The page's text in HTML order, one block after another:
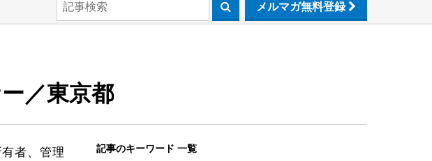
メルマガ無料登録
／東京都
者、管理
記事のキーワード 一覧